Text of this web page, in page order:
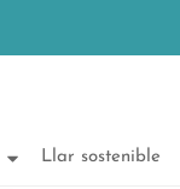
Llar sostenible